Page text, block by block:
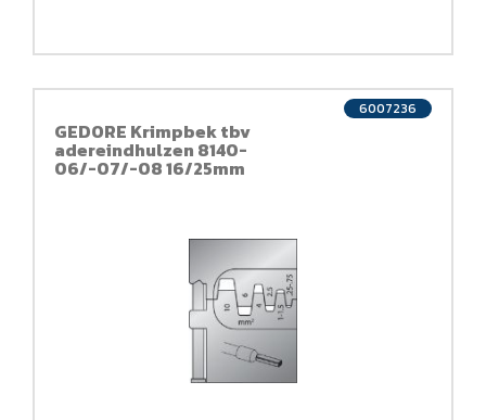
GEDORE Krimpbek tbv
adereindhulzen 8140-
06/-07/-08 16/25mm
6007236